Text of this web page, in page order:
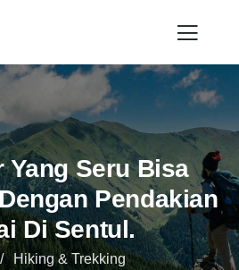
Yang Seru Bisa
Pendakian
Di Sentul.
Hiking & Trekking